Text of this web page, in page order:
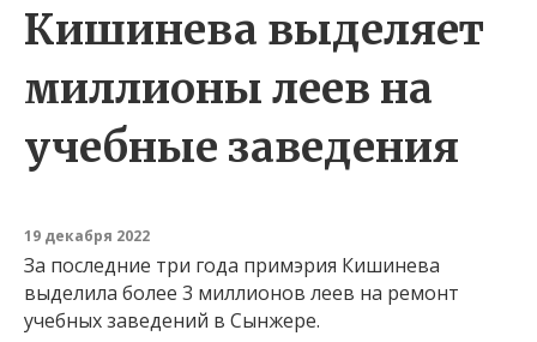
Кишинева выделяет
миллионы леев на
учебные заведения
19 декабря 2022
За последние три года примэрия Кишинева
выделила более 3 миллионов леев на ремонт
учебных заведений в Сынжере.